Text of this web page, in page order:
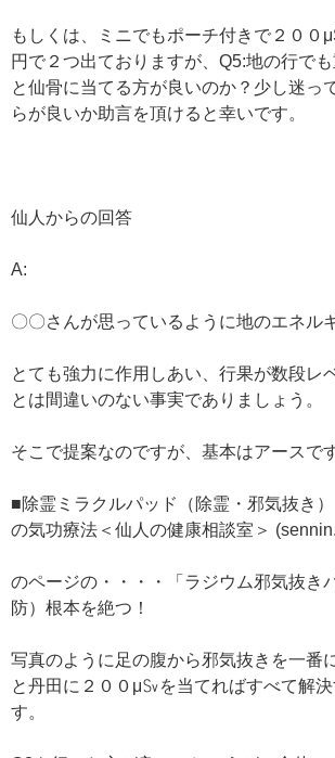
もしくは、ミニでもポーチ付きで２００
円で２つ出ておりますが、Q5:地の行で
と仙骨に当てる方が良いのか？少し迷っ
らが良いか助言を頂けると幸いです。
仙人からの回答
A:
〇〇さんが思っているように地のエネル
とても強力に作用しあい、行果が数段レ
とは間違いのない事実でありましょう。
そこで提案なのですが、基本はアースで
■除霊ミラクルパッド（除霊・邪気抜き
の気功療法＜仙人の健康相談室＞
のページの・・・・「ラジウム邪気抜き
防）根本を絶つ！
写真のように足の腹から邪気抜きを一番
と丹田に２００μ㏜を当てればすべて解
す。